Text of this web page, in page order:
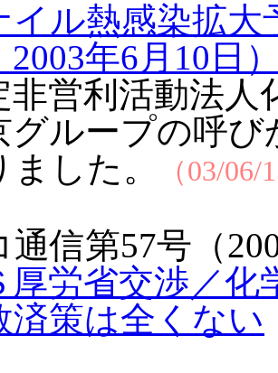
イル熱感染拡
年6月10日
非営利活動法人
グループの呼
した。
（03/06/
通信第57号（
厚労省交渉／
済策は全くない